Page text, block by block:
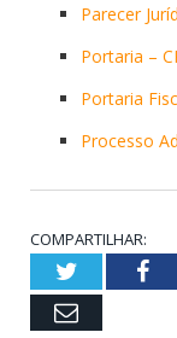
Parecer
Portaria –
Portaria
Processo
COMPARTILHAR:
Twitter
Email